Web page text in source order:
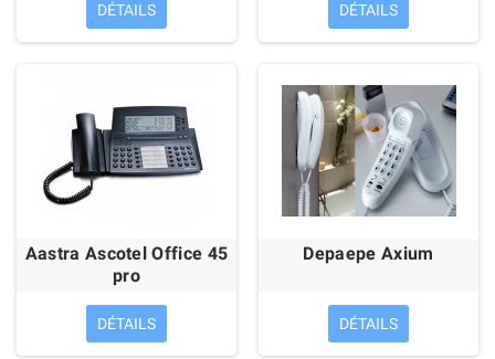
DÉTAILS DÉTAILS
Aastra Ascotel Office 45
pro
DÉTAILS
Depaepe Axium
DÉTAILS